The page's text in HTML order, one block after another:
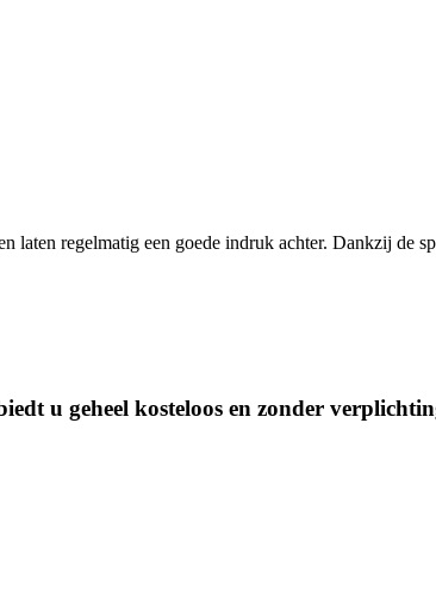
regelmatig een goede indruk achter. Dankzij de
u geheel kosteloos en zonder